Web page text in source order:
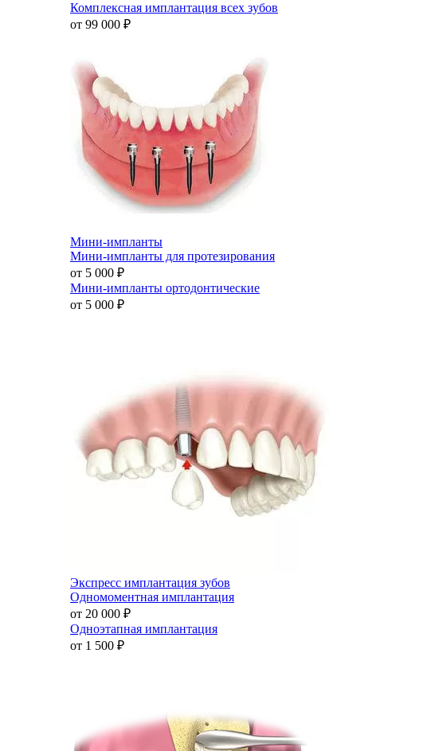
Комплексная имплантация всех зубов
от 99 000 ₽
Мини-импланты
Мини-импланты для протезирования
от 5 000 ₽
Мини-импланты ортодонтические
от 5 000 ₽
Экспресс имплантация зубов
Одномоментная имплантация
от 20 000 ₽
Одноэтапная имплантация
от 1 500 ₽